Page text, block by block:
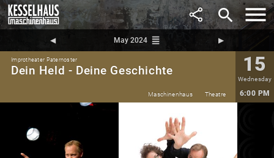
search
◀︎ May 2024 reorder ▶︎
Improtheater Paternoster
Dein Held - Deine Geschichte 15
Wednesday
6:00 PM
Maschinenhaus Theatre